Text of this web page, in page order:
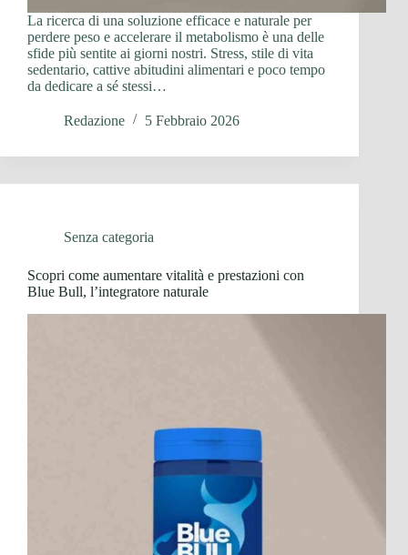
La ricerca di una soluzione efficace e naturale per
perdere peso e accelerare il metabolismo è una delle
sfide più sentite ai giorni nostri. Stress, stile di vita
sedentario, cattive abitudini alimentari e poco tempo
da dedicare a sé stessi…
Redazione 5 Febbraio 2026
Senza categoria
Scopri come aumentare vitalità e prestazioni con
Blue Bull, l’integratore naturale